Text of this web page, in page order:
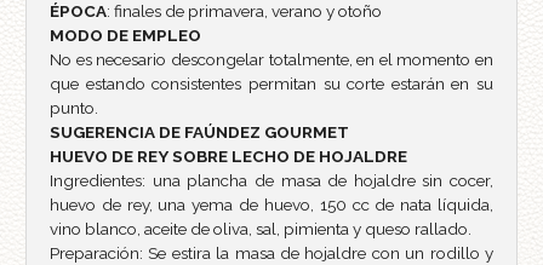
ÉPOCA: finales de primavera, verano y otoño
MODO DE EMPLEO
No es necesario descongelar totalmente, en el momento en
que estando consistentes permitan su corte estarán en su
punto.
SUGERENCIA DE FAÚNDEZ GOURMET
HUEVO DE REY SOBRE LECHO DE HOJALDRE
Ingredientes: una plancha de masa de hojaldre sin cocer,
huevo de rey, una yema de huevo, 150 cc de nata líquida,
vino blanco, aceite de oliva, sal, pimienta y queso rallado.
Preparación: Se estira la masa de hojaldre con un rodillo y